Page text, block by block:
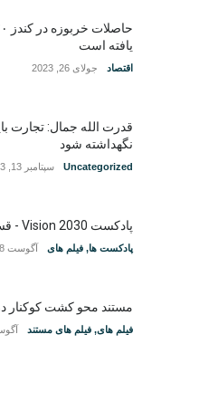
یافته است
اقتصاد جولای 26, 2023
قدرت الله جمال: تجارت
نگهداشته شود
Uncategorized سپتامبر 13, 2023
پادکست Vision 2030 - قسمت 2
پادکست ها, فیلم های آگوست 8, 2023
مستند محو کشت کوکنار
فیلم های, فیلم های مستند آگوست